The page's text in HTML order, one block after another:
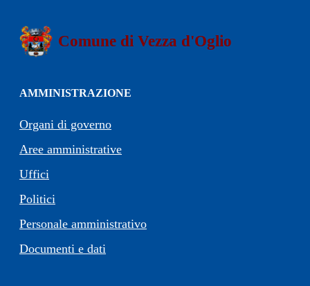
Comune di Vezza d'Oglio
AMMINISTRAZIONE
Organi di governo
Aree amministrative
Uffici
Politici
Personale amministrativo
Documenti e dati